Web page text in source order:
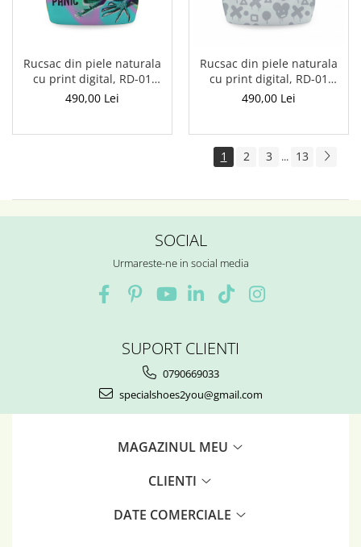
Rucsac din piele naturala
cu print digital, RD-01
Iguana 01, Galben
490,00 Lei
Rucsac din piele naturala
cu print digital, RD-01
Mickey 01-C, Gri
490,00 Lei
1 2 3 ... 13
SOCIAL
Urmareste-ne in social media
SUPORT CLIENTI
0790669033
specialshoes2you@gmail.com
MAGAZINUL MEU
CLIENTI
DATE COMERCIALE